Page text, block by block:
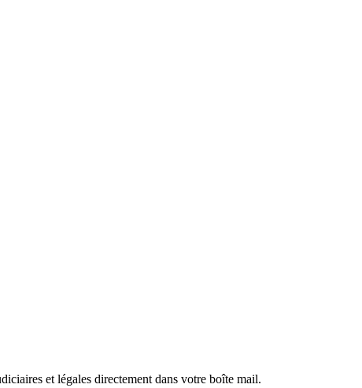
et légales directement dans votre boîte mail.